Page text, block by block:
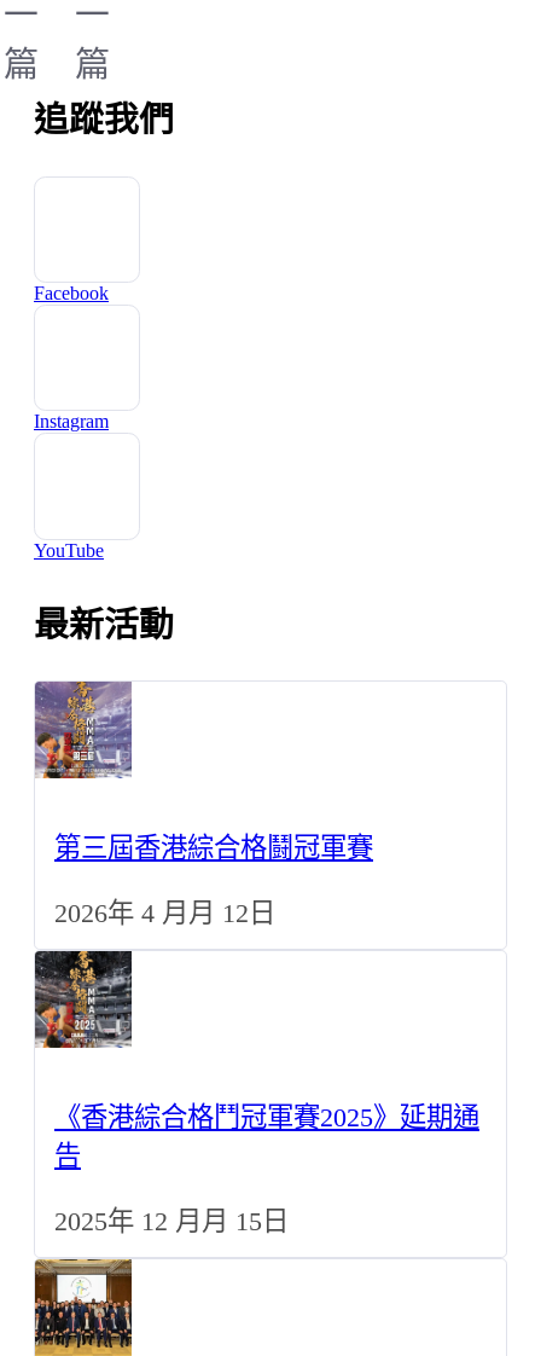
一
篇
一
篇
追蹤我們
Facebook
Instagram
YouTube
最新活動
第三屆香港綜合格鬪冠軍賽
2026年 4 月月 12日
《香港綜合格鬥冠軍賽2025》延期通
告
2025年 12 月月 15日